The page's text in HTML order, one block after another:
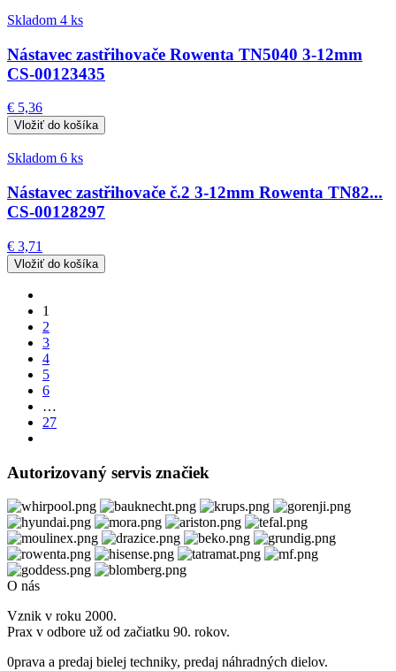
Skladom 4 ks
Nástavec zastřihovače Rowenta TN5040 3-12mm
CS-00123435
€ 5,36
Skladom 6 ks
Nástavec zastřihovače č.2 3-12mm Rowenta TN82...
CS-00128297
€ 3,71
1
2
3
4
5
6
…
27
Autorizovaný servis značiek
O nás
Vznik v roku 2000.
Prax v odbore už od začiatku 90. rokov.
0prava a predaj bielej techniky, predaj náhradných dielov.